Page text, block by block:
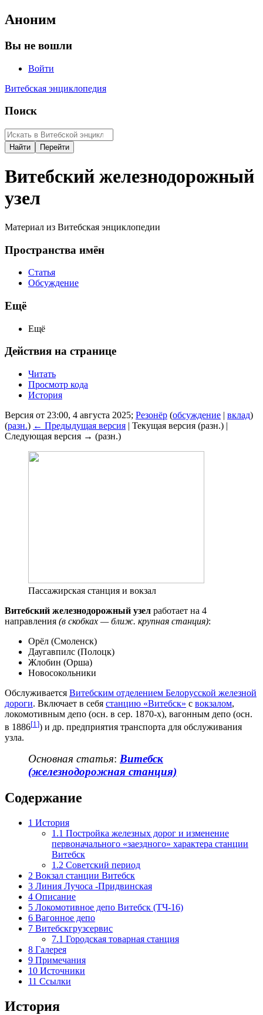
Аноним
Вы не вошли
Войти
Витебская энциклопедия
Поиск
Витебский железнодорожный
узел
Материал из Витебская энциклопедии
Пространства имён
Статья
Обсуждение
Ещё
Ещё
Действия на странице
Читать
Просмотр кода
История
Версия от 23:00, 4 августа 2025; Резонёр (обсуждение | вклад)
(разн.) ← Предыдущая версия | Текущая версия (разн.) |
Следующая версия → (разн.)
Пассажирская станция и вокзал
Витебский железнодорожный узел работает на 4
направления (в скобках — ближ. крупная станция):
Орёл (Смоленск)
Даугавпилс (Полоцк)
Жлобин (Орша)
Новосокольники
Обслуживается Витебским отделением Белорусской железной
дороги. Включает в себя станцию «Витебск» с вокзалом,
локомотивным депо (осн. в сер. 1870-х), вагонным депо (осн.
в 1886[1]) и др. предприятия транспорта для обслуживания
узла.
Основная статья: Витебск
(железнодорожная станция)
Содержание
1 История
1.1 Постройка железных дорог и изменение
первоначального «заездного» характера станции
Витебск
1.2 Советский период
2 Вокзал станции Витебск
3 Линия Лучоса -Придвинская
4 Описание
5 Локомотивное депо Витебск (ТЧ-16)
6 Вагонное депо
7 Витебскгрузсервис
7.1 Городская товарная станция
8 Галерея
9 Примечания
10 Источники
11 Ссылки
История